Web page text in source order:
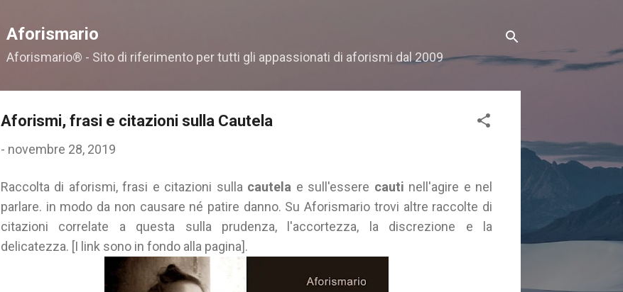
Aforismario
Aforismario® - Sito di riferimento per tutti gli appassionati di aforismi dal 2009
Aforismi, frasi e citazioni sulla Cautela
- novembre 28, 2019
Raccolta di aforismi, frasi e citazioni sulla cautela e sull'essere cauti nell'agire e nel
parlare. in modo da non causare né patire danno. Su Aforismario trovi altre raccolte di
citazioni correlate a questa sulla prudenza, l'accortezza, la discrezione e la
delicatezza. [I link sono in fondo alla pagina].